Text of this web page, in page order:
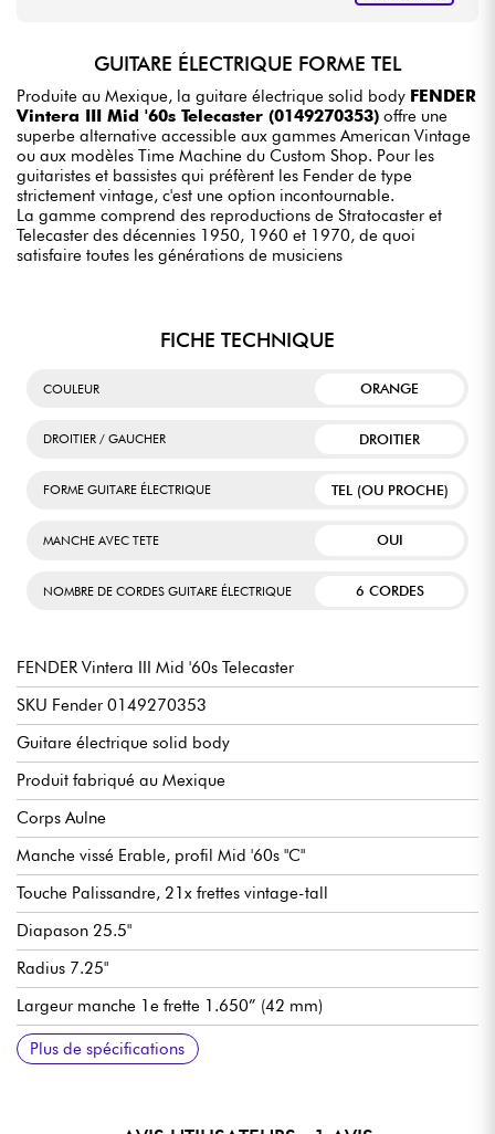
GUITARE ÉLECTRIQUE FORME TEL
Produite au Mexique, la guitare électrique solid body FENDER
Vintera III Mid '60s Telecaster (0149270353) offre une
superbe alternative accessible aux gammes American Vintage
ou aux modèles Time Machine du Custom Shop. Pour les
guitaristes et bassistes qui préfèrent les Fender de type
strictement vintage, c'est une option incontournable.
La gamme comprend des reproductions de Stratocaster et
Telecaster des décennies 1950, 1960 et 1970, de quoi
satisfaire toutes les générations de musiciens
FICHE TECHNIQUE
COULEUR ORANGE
DROITIER / GAUCHER DROITIER
FORME GUITARE ÉLECTRIQUE TEL (OU PROCHE)
MANCHE AVEC TETE OUI
NOMBRE DE CORDES GUITARE ÉLECTRIQUE 6 CORDES
FENDER Vintera III Mid '60s Telecaster
SKU Fender 0149270353
Guitare électrique solid body
Produit fabriqué au Mexique
Corps Aulne
Manche vissé Erable, profil Mid '60s "C"
Touche Palissandre, 21x frettes vintage-tall
Diapason 25.5"
Radius 7.25"
Largeur manche 1e frette 1.650” (42 mm)
Largeur manche fin de touche 2.200” (55,88 mm)
Micros simple-bobinage Fender Vintage-Style Mid '60s Single-
Coil Tele
Master volume
Master tone
Sélecteur micros 3x positions
Chevalet fixe Fender 3-Saddle Vintage Style Tele® with Barrel
Steel Saddles
Mécaniques Fender Vintage-Style
Finition brillant
Vendue avec housse Fender Deluxe Gig Bag
Plus de spécifications